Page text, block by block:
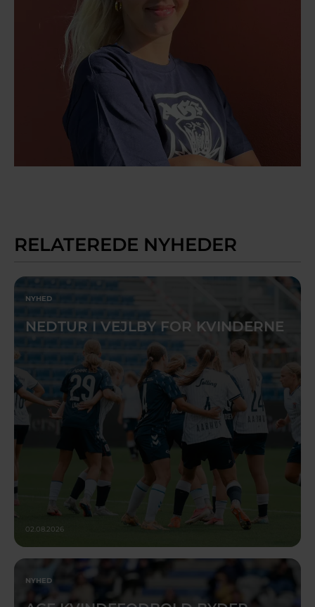
RELATEREDE NYHEDER
NYHED
NEDTUR I VEJLBY FOR KVINDERNE
02.08.2026
NYHED